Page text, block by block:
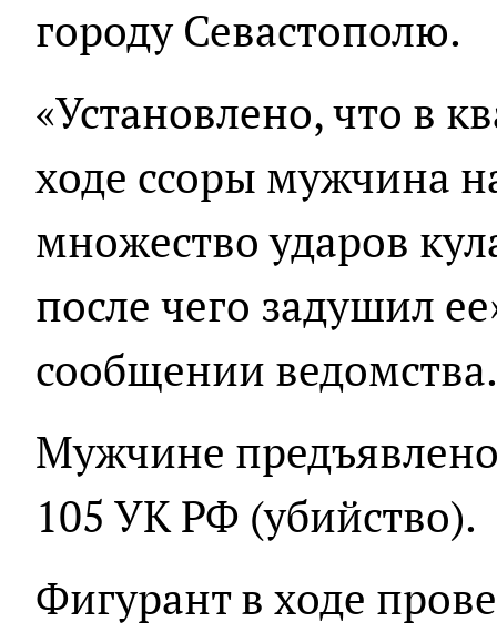
городу Севастополю.
«Установлено, что в
ходе ссоры мужчина
множество ударов
после чего задушил
сообщении ведомства.
Мужчине
105 УК РФ (убийство).
Фигурант в ходе